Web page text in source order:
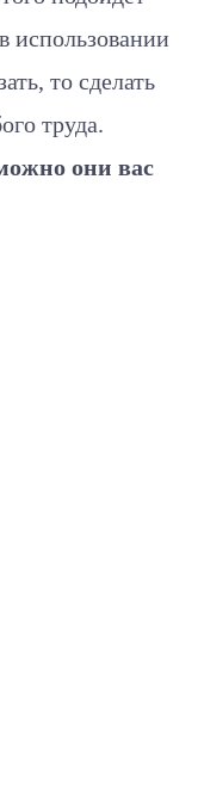
использовании
то сделать
труда.
они вас